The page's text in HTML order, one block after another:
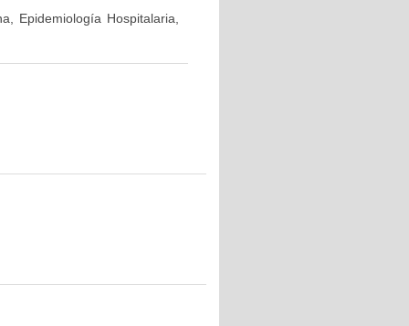
Epidemiología Hospitalaria,